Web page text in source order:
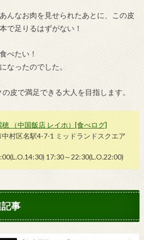
んなお肉を見せられたあとに、この皮
で足りるはずがない！
べたい！
なったのでした。
皮で満足できる大人を目指します。
（中国飯店 レイホ）[食べログ]
村区名駅4-7-1 ミッドランドスクエア
17:30～22:30(L.O.22:00)
事